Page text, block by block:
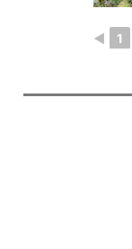
◄ 1